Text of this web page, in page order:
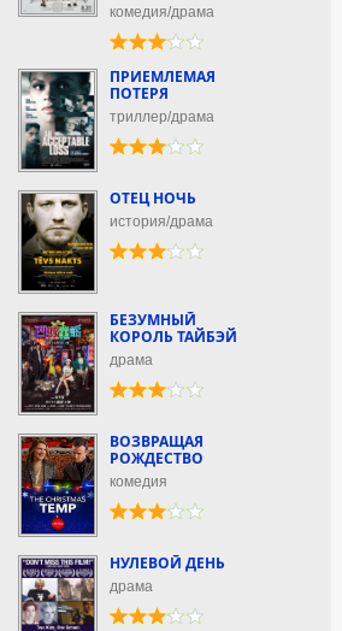
комедия/драма
ПРИЕМЛЕМАЯ
ПОТЕРЯ
триллер/драма
ОТЕЦ НОЧЬ
история/драма
БЕЗУМНЫЙ
КОРОЛЬ ТАЙБЭЙ
драма
ВОЗВРАЩАЯ
РОЖДЕСТВО
комедия
НУЛЕВОЙ ДЕНЬ
драма